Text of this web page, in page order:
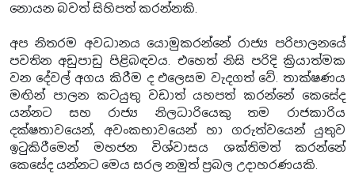
නොයන බවත් සිහිපත් කරන්නකි.
අප නිතරම අවධානය යොමුකරන්නේ රාජ්‍ය පරිපාලනයේ
පවතින අඩුපාඩු පිළිබඳවය. එහෙත් නිසි පරිදි ක්‍රියාත්මක
වන දේවල් අගය කිරීම ද එලෙසම වැදගත් වේ. තාක්ෂණය
මඟින් පාලන කටයුතු වඩාත් යහපත් කරන්නේ කෙසේද
යන්නට සහ රාජ්‍ය නිලධාරියෙකු තම රාජකාරිය
දක්ෂතාවයෙන්, අවංකභාවයෙන් හා ගරුත්වයෙන් යුතුව
ඉටුකිරීමෙන් මහජන විශ්වාසය ශක්තිමත් කරන්නේ
කෙසේද යන්නට මෙය සරල නමුත් ප්‍රබල උදාහරණයකි.